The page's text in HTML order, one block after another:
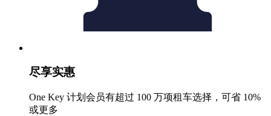
尽享实惠
One Key 计划会员有超过 100 万项租车选择，可省 10%
或更多